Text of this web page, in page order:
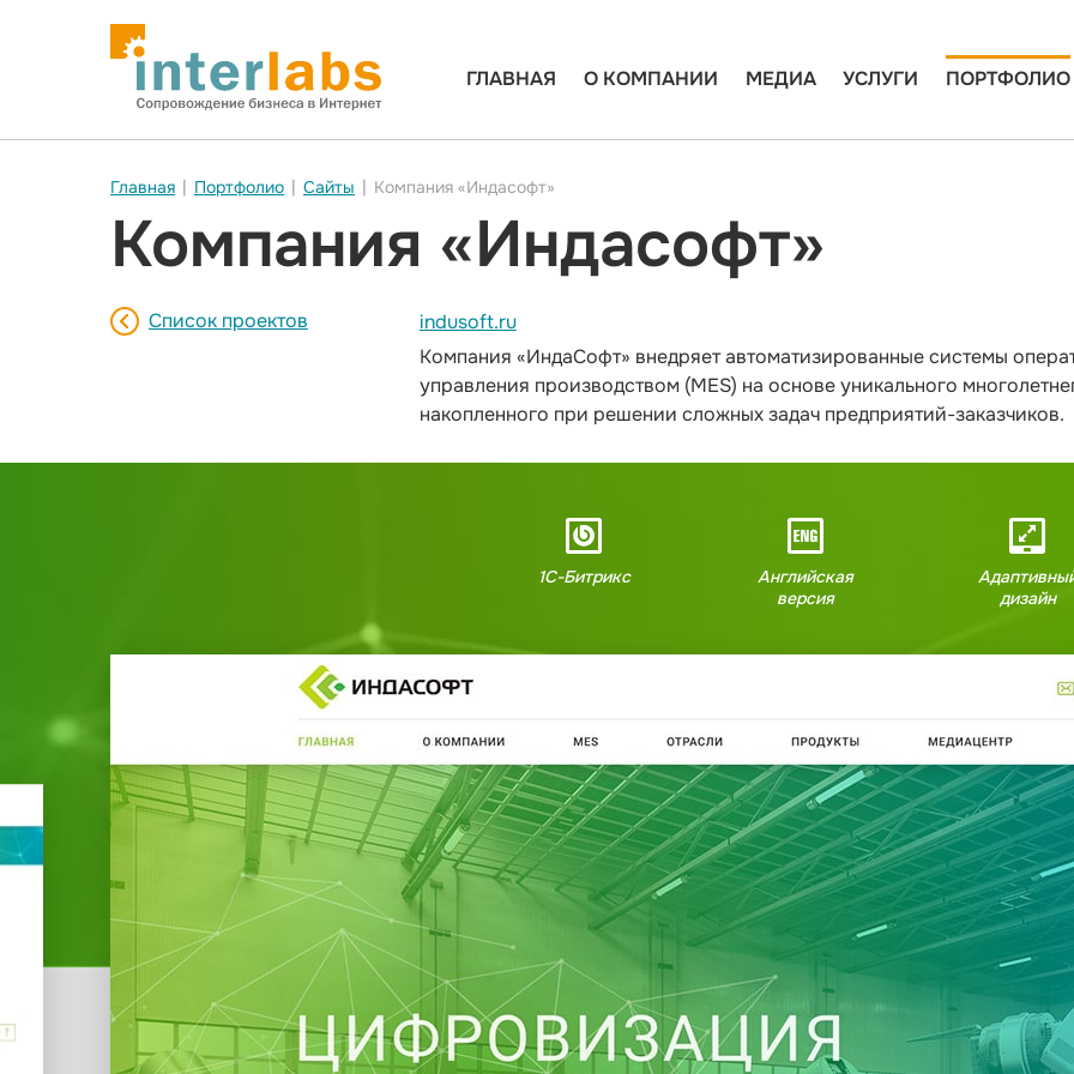
ГЛАВНАЯ О КОМПАНИИ МЕДИА УСЛУГИ ПОРТФОЛИО
Главная | Портфолио | Сайты | Компания «Индасофт»
Компания «Индасофт»
Список проектов
indusoft.ru
Компания «ИндаСофт» внедряет автоматизированные системы
управления производством (MES) на основе уникального
накопленного при решении сложных задач предприятий-заказчиков.
1С-Битрикс
Английская
версия
дизайн